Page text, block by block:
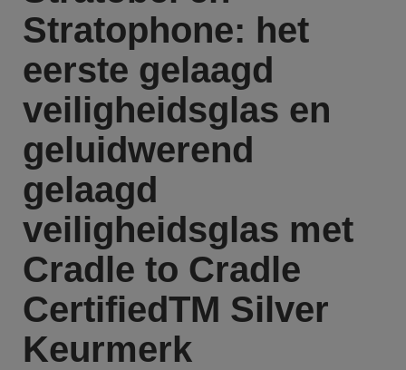
Stratophone: het
eerste gelaagd
veiligheidsglas en
geluidwerend
gelaagd
veiligheidsglas met
Cradle to Cradle
CertifiedTM Silver
Keurmerk